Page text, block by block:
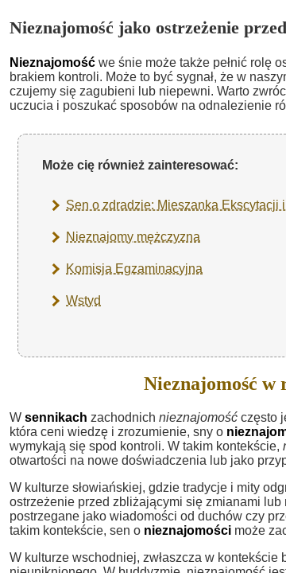
Nieznajomość jako ostrzeżenie
Nieznajomość we śnie może także pełnić rolę
brakiem kontroli. Może to być sygnał, że w
czujemy się zagubieni lub niepewni. Warto
uczucia i poszukać sposobów na odnalezienie
Może cię również zainteresować:
Sen o zdradzie: Mieszanka Ekscytacji
Nieznajomy mężczyzna
Komisja Egzaminacyjna
Wstyd
Nieznajomość w
W sennikach zachodnich nieznajomość często
która ceni wiedzę i zrozumienie, sny o
wymykają się spod kontroli. W takim kontekście,
otwartości na nowe doświadczenia lub jako
W kulturze słowiańskiej, gdzie tradycje i mity
ostrzeżenie przed zbliżającymi się zmianami
postrzegane jako wiadomości od duchów czy
takim kontekście, sen o nieznajomości może
W kulturze wschodniej, zwłaszcza w kontekście